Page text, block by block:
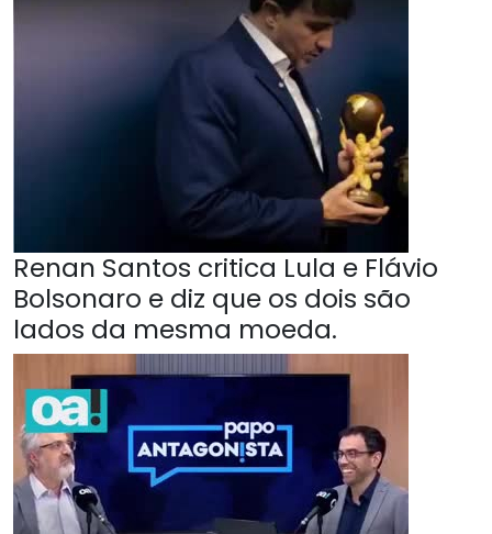
Renan Santos critica Lula e Flávio
Bolsonaro e diz que os dois são
lados da mesma moeda.